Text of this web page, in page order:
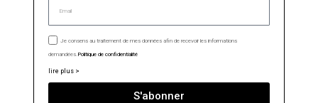
Je consens au traitement de mes données afin de recevoir les informations
demandées. Politique de confidentialité
lire plus >
S'abonner